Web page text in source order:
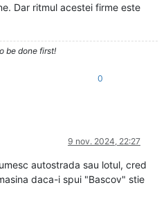
Dar ritmul acestei firme este
be done first!
0
9 nov. 2024, 22:27
autostrada sau lotul, cred
daca-i spui "Bascov" stie